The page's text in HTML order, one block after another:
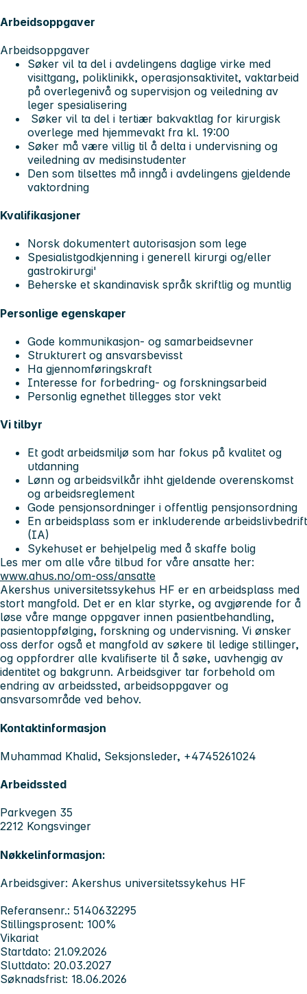
Arbeidsoppgaver
Arbeidsoppgaver
Søker vil ta del i avdelingens daglige virke med
visittgang, poliklinikk, operasjonsaktivitet, vaktarbeid
på overlegenivå og supervisjon og veiledning av
leger spesialisering
Søker vil ta del i tertiær bakvaktlag for kirurgisk
overlege med hjemmevakt fra kl. 19:00
Søker må være villig til å delta i undervisning og
veiledning av medisinstudenter
Den som tilsettes må inngå i avdelingens gjeldende
vaktordning
Kvalifikasjoner
Norsk dokumentert autorisasjon som lege
Spesialistgodkjenning i generell kirurgi og/eller
gastrokirurgi'
Beherske et skandinavisk språk skriftlig og muntlig
Personlige egenskaper
Gode kommunikasjon- og samarbeidsevner
Strukturert og ansvarsbevisst
Ha gjennomføringskraft
Interesse for forbedring- og forskningsarbeid
Personlig egnethet tillegges stor vekt
Vi tilbyr
Et godt arbeidsmiljø som har fokus på kvalitet og
utdanning
Lønn og arbeidsvilkår ihht gjeldende overenskomst
og arbeidsreglement
Gode pensjonsordninger i offentlig pensjonsordning
En arbeidsplass som er inkluderende arbeidslivbedrift
(IA)
Sykehuset er behjelpelig med å skaffe bolig
Les mer om alle våre tilbud for våre ansatte her:
www.ahus.no/om-oss/ansatte
Akershus universitetssykehus HF er en arbeidsplass med
stort mangfold. Det er en klar styrke, og avgjørende for å
løse våre mange oppgaver innen pasientbehandling,
pasientoppfølging, forskning og undervisning. Vi ønsker
oss derfor også et mangfold av søkere til ledige stillinger,
og oppfordrer alle kvalifiserte til å søke, uavhengig av
identitet og bakgrunn. Arbeidsgiver tar forbehold om
endring av arbeidssted, arbeidsoppgaver og
ansvarsområde ved behov.
Kontaktinformasjon
Muhammad Khalid, Seksjonsleder, +4745261024
Arbeidssted
Parkvegen 35
2212 Kongsvinger
Nøkkelinformasjon:
Arbeidsgiver: Akershus universitetssykehus HF
Referansenr.: 5140632295
Stillingsprosent: 100%
Vikariat
Startdato: 21.09.2026
Sluttdato: 20.03.2027
Søknadsfrist: 18.06.2026